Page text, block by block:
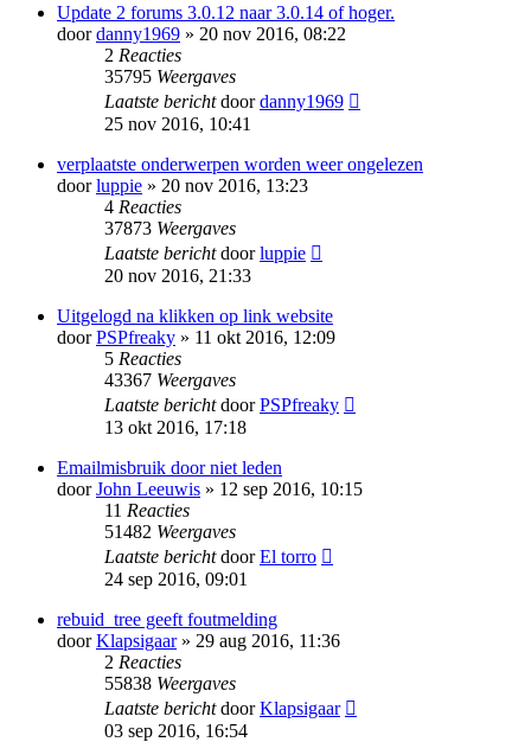
Update 2 forums 3.0.12 naar 3.0.14 of hoger.
doordanny1969 » 20 nov 2016, 08:22
2 Reacties
35795 Weergaves
Laatste berichtdoordanny1969
25 nov 2016, 10:41
verplaatste onderwerpen worden weer ongelezen
doorluppie » 20 nov 2016, 13:23
4 Reacties
37873 Weergaves
Laatste berichtdoorluppie
20 nov 2016, 21:33
Uitgelogd na klikken op link website
doorPSPfreaky » 11 okt 2016, 12:09
5 Reacties
43367 Weergaves
Laatste berichtdoorPSPfreaky
13 okt 2016, 17:18
Emailmisbruik door niet leden
doorJohn Leeuwis » 12 sep 2016, 10:15
11 Reacties
51482 Weergaves
Laatste berichtdoorEl torro
24 sep 2016, 09:01
rebuid_tree geeft foutmelding
doorKlapsigaar» 29 aug 2016, 11:36
2 Reacties
55838 Weergaves
Laatste berichtdoorKlapsigaar
03 sep 2016, 16:54